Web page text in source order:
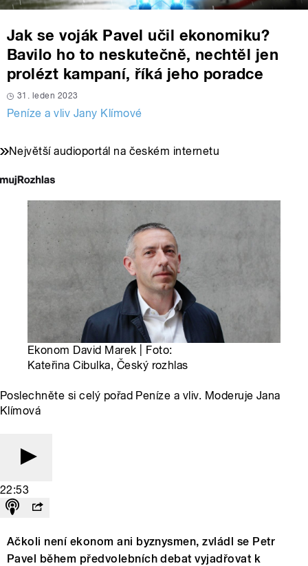
Jak se voják Pavel učil ekonomiku?
Bavilo ho to neskutečně, nechtěl jen
prolézt kampaní, říká jeho poradce
31. leden 2023
Peníze a vliv Jany Klímové
Největší audioportál na českém internetu
Ekonom David Marek | Foto:
Kateřina Cibulka, Český rozhlas
Poslechněte si celý pořad Peníze a vliv. Moderuje Jana
Klímová
22:53
Ačkoli není ekonom ani byznysmen, zvládl se Petr
Pavel během předvolebních debat vyjadřovat k